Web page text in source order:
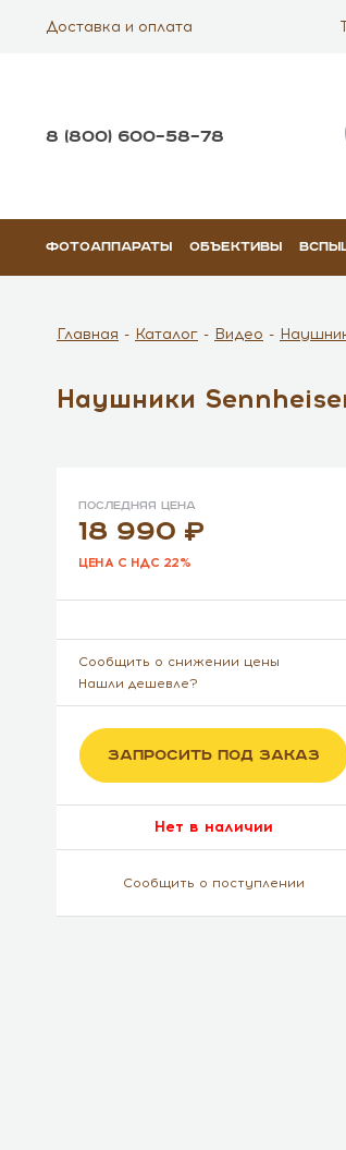
Доставка и оплата
8 (800) 600–58–78
ФОТОАППАРАТЫ ОБЪЕКТИВЫ
Главная Каталог Видео
Наушники
Последняя цена
18 990
ЦЕНА С НДС 22%
Сообщить о снижении цены
Нашли дешевле?
ЗАПРОСИТЬ ПОД ЗАКАЗ
Нет в наличии
Сообщить о поступлении